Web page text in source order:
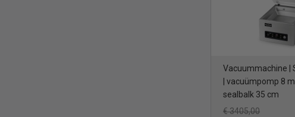
Vacuummachine |
| vacuümpomp 8
sealbalk 35 cm
€ 3405,00